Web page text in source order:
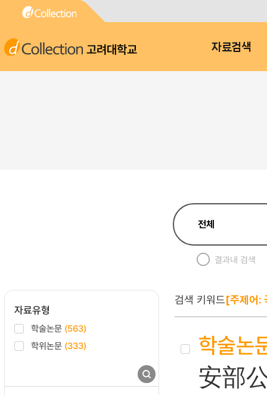
고려대학교 자료검색
결과내 검색
자료유형
학술논문 (563)
학위논문 (333)
검색 키워드[주제어:
학술논
安部